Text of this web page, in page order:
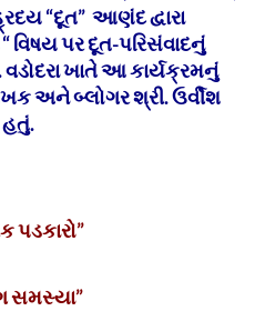
“દૂત” આણંદ દ્વારા
“ વિષય પર દૂત-પરિસંવાદનું
ખાતે આ કાર્યક્રમનું
અને બ્લોગર શ્રી. ઉર્વીશ
હતું.
પડકારો”
સમસ્યા”